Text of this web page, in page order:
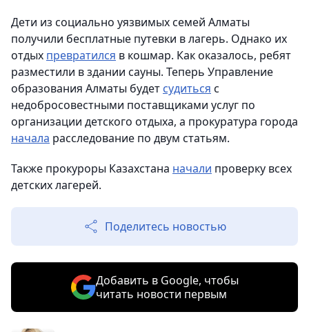
Дети из социально уязвимых семей Алматы
получили бесплатные путевки в лагерь. Однако их
отдых превратился в кошмар. Как оказалось, ребят
разместили в здании сауны. Теперь Управление
образования Алматы будет судиться с
недобросовестными поставщиками услуг по
организации детского отдыха, а прокуратура города
начала расследование по двум статьям.
Также прокуроры Казахстана начали проверку всех
детских лагерей.
Поделитесь новостью
Добавить в Google, чтобы
читать новости первым